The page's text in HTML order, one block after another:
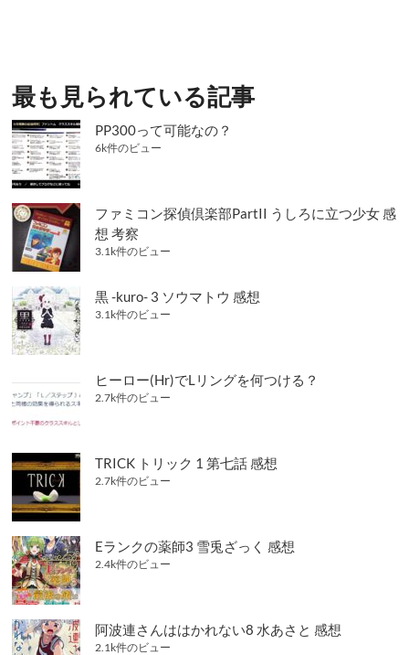
ョ
ン
最も見られている記事
PP300って可能なの？
6k件のビュー
ファミコン探偵倶楽部PartII うしろに立つ少女 感
想 考察
3.1k件のビュー
黒 -kuro- 3 ソウマトウ 感想
3.1k件のビュー
ヒーロー(Hr)でLリングを何つける？
2.7k件のビュー
TRICK トリック 1 第七話 感想
2.7k件のビュー
Eランクの薬師3 雪兎ざっく 感想
2.4k件のビュー
阿波連さんははかれない8 水あさと 感想
2.1k件のビュー